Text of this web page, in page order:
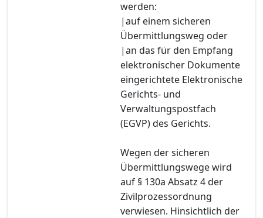
werden:
|auf einem sicheren
Übermittlungsweg oder
|an das für den Empfang
elektronischer Dokumente
eingerichtete Elektronische
Gerichts- und
Verwaltungspostfach
(EGVP) des Gerichts.
Wegen der sicheren
Übermittlungswege wird
auf § 130a Absatz 4 der
Zivilprozessordnung
verwiesen. Hinsichtlich der